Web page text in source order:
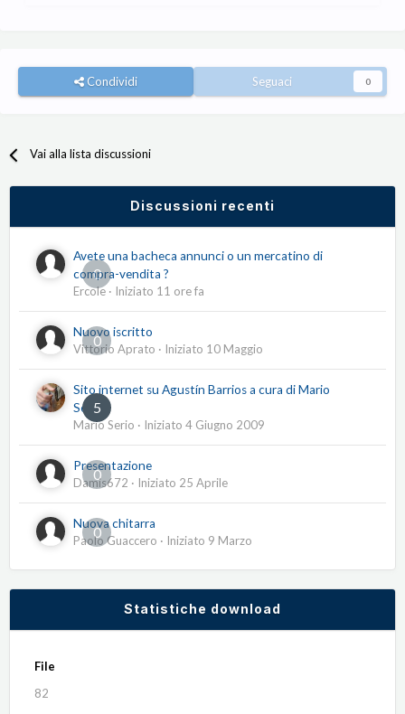
Condividi Seguaci 0
Vai alla lista discussioni
Discussioni recenti
0
Avete una bacheca annunci o un mercatino di
compra-vendita ?
Ercole · Iniziato 11 ore fa
0
Nuovo iscritto
Vittorio Aprato · Iniziato 10 Maggio
5
Sito internet su Agustín Barrios a cura di Mario
Serio
Mario Serio · Iniziato 4 Giugno 2009
0
Presentazione
Damis672 · Iniziato 25 Aprile
0
Nuova chitarra
Paolo Guaccero · Iniziato 9 Marzo
Statistiche download
File
82